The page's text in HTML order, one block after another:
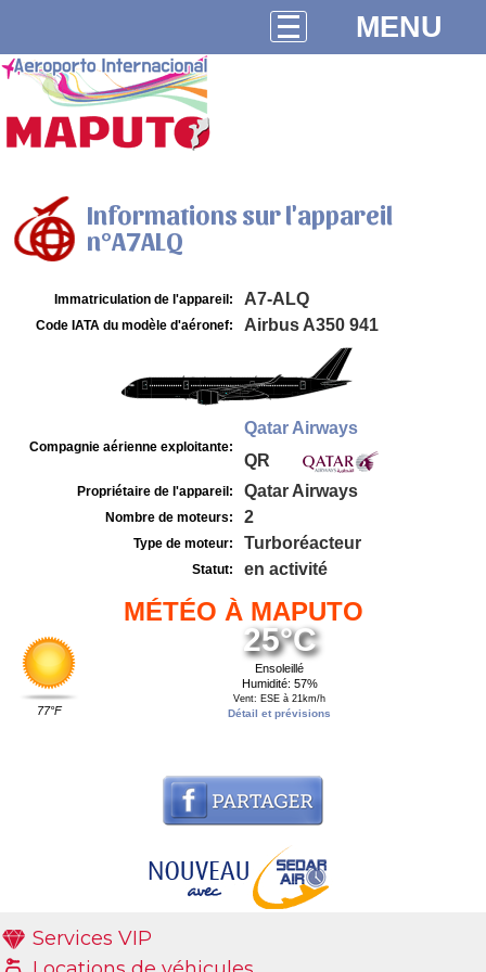
MENU
Informations sur l'appareil
n°A7ALQ
Immatriculation de l'appareil: A7-ALQ
Code IATA du modèle d'aéronef: Airbus A350 941
Compagnie aérienne exploitante:
Qatar Airways
QR
Propriétaire de l'appareil: Qatar Airways
Nombre de moteurs: 2
Type de moteur: Turboréacteur
Statut: en activité
MÉTÉO À MAPUTO
77°F
25°C
Ensoleillé
Humidité: 57%
Vent: ESE à 21km/h
Détail et prévisions
Services VIP